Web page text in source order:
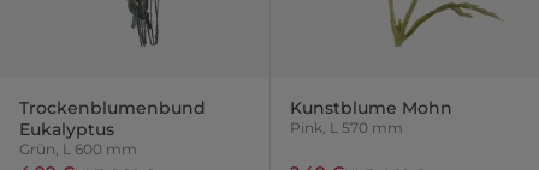
Trockenblumenbund
Eukalyptus
Grün, L 600 mm
Kunstblume Mohn
Pink, L 570 mm